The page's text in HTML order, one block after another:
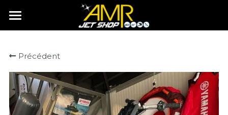
Accueil
Histoire
Services
Boutique
Précédent